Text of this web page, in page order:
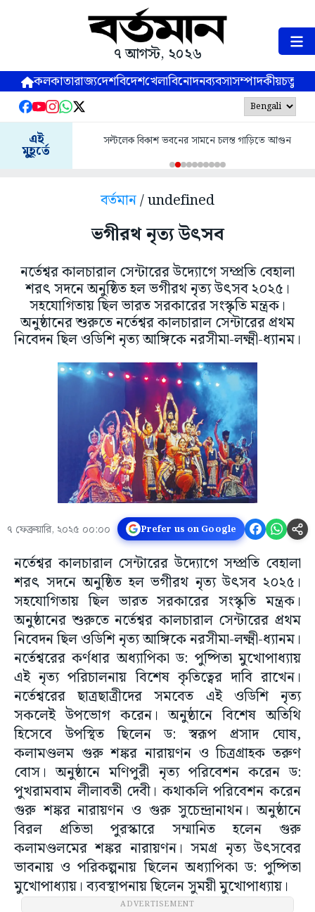
৭ আগস্ট, ২০২৬
কলকাতারাজ্যদেশবিদেশখেলাবিনোদনব্যবসাসম্পাদকীয়
এই
মুহূর্তে
সল্টলেক বিকাশ ভবনের সামনে চলন্ত গাড়িতে আগুন
বর্তমান/ undefined
ভগীরথ নৃত্য উৎসব
নর্তেশ্বর কালচারাল সেন্টারের উদ্যোগে সম্প্রতি বেহালা
শরৎ সদনে অনুষ্ঠিত হল ভগীরথ নৃত্য উৎসব ২০২৫।
সহযোগিতায় ছিল ভারত সরকারের সংস্কৃতি মন্ত্রক।
অনুষ্ঠানের শুরুতে নর্তেশ্বর কালচারাল সেন্টারের প্রথম
নিবেদন ছিল ওডিশি নৃত্য আঙ্গিকে নরসীমা-লক্ষ্মী-ধ্যানম।
৭ ফেব্রুয়ারি, ২০২৫ ০০:০০ Prefer us on Google
নর্তেশ্বর কালচারাল সেন্টারের উদ্যোগে সম্প্রতি বেহালা
শরৎ সদনে অনুষ্ঠিত হল ভগীরথ নৃত্য উৎসব ২০২৫।
সহযোগিতায় ছিল ভারত সরকারের সংস্কৃতি মন্ত্রক।
অনুষ্ঠানের শুরুতে নর্তেশ্বর কালচারাল সেন্টারের প্রথম
নিবেদন ছিল ওডিশি নৃত্য আঙ্গিকে নরসীমা-লক্ষ্মী-ধ্যানম।
নর্তেশ্বরের কর্ণধার অধ্যাপিকা ড: পুষ্পিতা মুখোপাধ্যায়
এই নৃত্য পরিচালনায় বিশেষ কৃতিত্বের দাবি রাখেন।
নর্তেশ্বরের ছাত্রছাত্রীদের সমবেত এই ওডিশি নৃত্য
সকলেই উপভোগ করেন। অনুষ্ঠানে বিশেষ অতিথি
হিসেবে উপস্থিত ছিলেন ড: স্বরূপ প্রসাদ ঘোষ,
কলামণ্ডলম গুরু শঙ্কর নারায়ণন ও চিত্রগ্রাহক তরুণ
বোস। অনুষ্ঠানে মণিপুরী নৃত্য পরিবেশন করেন ড:
পুখরামবাম লীলাবতী দেবী। কথাকলি পরিবেশন করেন
গুরু শঙ্কর নারায়ণন ও গুরু সুচেন্দ্রানাথন। অনুষ্ঠানে
বিরল প্রতিভা পুরস্কারে সম্মানিত হলেন গুরু
কলামণ্ডলমের শঙ্কর নারায়ণন। সমগ্র নৃত্য উৎসবের
ভাবনায় ও পরিকল্পনায় ছিলেন অধ্যাপিকা ড: পুষ্পিতা
মুখোপাধ্যায়। ব্যবস্থাপনায় ছিলেন সুময়ী মুখোপাধ্যায়।
ADVERTISEMENT